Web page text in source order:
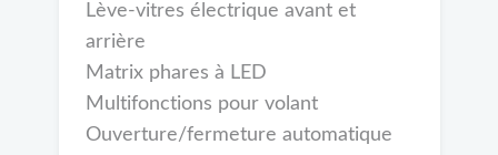
Lève-vitres électrique avant et
arrière
Matrix phares à LED
Multifonctions pour volant
Ouverture/fermeture automatique